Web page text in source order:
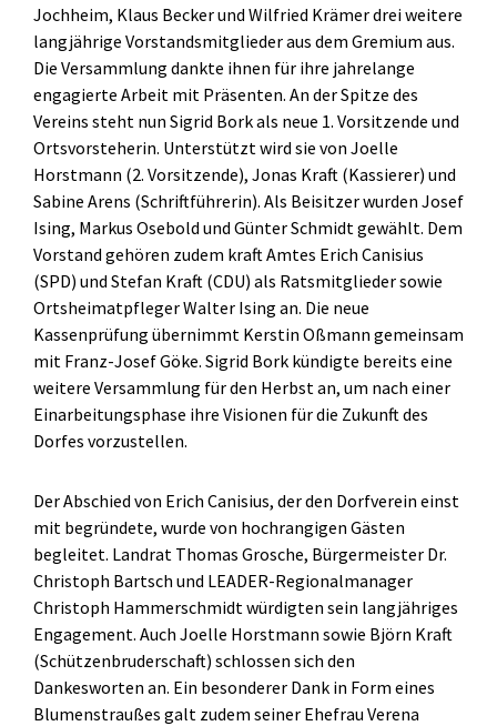
Jochheim, Klaus Becker und Wilfried Krämer drei weitere
langjährige Vorstandsmitglieder aus dem Gremium aus.
Die Versammlung dankte ihnen für ihre jahrelange
engagierte Arbeit mit Präsenten. An der Spitze des
Vereins steht nun Sigrid Bork als neue 1. Vorsitzende und
Ortsvorsteherin. Unterstützt wird sie von Joelle
Horstmann (2. Vorsitzende), Jonas Kraft (Kassierer) und
Sabine Arens (Schriftführerin). Als Beisitzer wurden Josef
Ising, Markus Osebold und Günter Schmidt gewählt. Dem
Vorstand gehören zudem kraft Amtes Erich Canisius
(SPD) und Stefan Kraft (CDU) als Ratsmitglieder sowie
Ortsheimatpfleger Walter Ising an. Die neue
Kassenprüfung übernimmt Kerstin Oßmann gemeinsam
mit Franz-Josef Göke. Sigrid Bork kündigte bereits eine
weitere Versammlung für den Herbst an, um nach einer
Einarbeitungsphase ihre Visionen für die Zukunft des
Dorfes vorzustellen.
Der Abschied von Erich Canisius, der den Dorfverein einst
mit begründete, wurde von hochrangigen Gästen
begleitet. Landrat Thomas Grosche, Bürgermeister Dr.
Christoph Bartsch und LEADER-Regionalmanager
Christoph Hammerschmidt würdigten sein langjähriges
Engagement. Auch Joelle Horstmann sowie Björn Kraft
(Schützenbruderschaft) schlossen sich den
Dankesworten an. Ein besonderer Dank in Form eines
Blumenstraußes galt zudem seiner Ehefrau Verena